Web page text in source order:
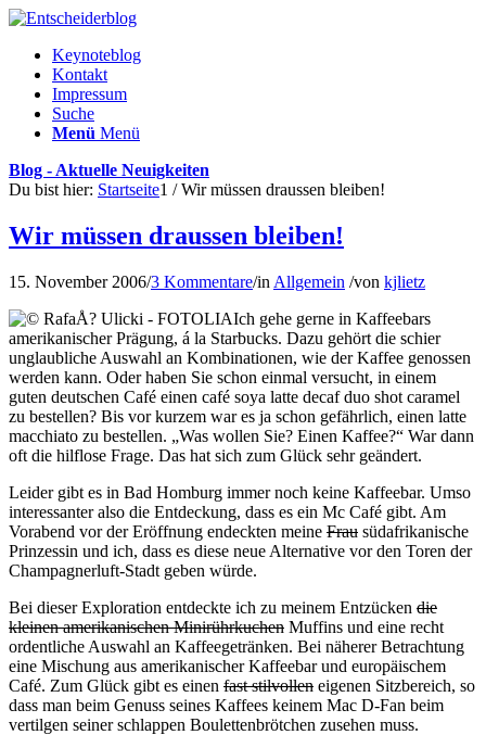
Keynoteblog
Kontakt
Impressum
Suche
Menü Menü
Blog - Aktuelle Neuigkeiten
Du bist hier: Startseite1 / Wir müssen draussen bleiben!
Wir müssen draussen bleiben!
15. November 2006/3 Kommentare/in Allgemein /von kjlietz
Ich gehe gerne in Kaffeebars
amerikanischer Prägung, á la Starbucks. Dazu gehört die schier
unglaubliche Auswahl an Kombinationen, wie der Kaffee genossen
werden kann. Oder haben Sie schon einmal versucht, in einem
guten deutschen Café einen café soya latte decaf duo shot caramel
zu bestellen? Bis vor kurzem war es ja schon gefährlich, einen latte
macchiato zu bestellen. „Was wollen Sie? Einen Kaffee?“ War dann
oft die hilflose Frage. Das hat sich zum Glück sehr geändert.
Leider gibt es in Bad Homburg immer noch keine Kaffeebar. Umso
interessanter also die Entdeckung, dass es ein Mc Café gibt. Am
Vorabend vor der Eröffnung endeckten meine Frau südafrikanische
Prinzessin und ich, dass es diese neue Alternative vor den Toren der
Champagnerluft-Stadt geben würde.
Bei dieser Exploration entdeckte ich zu meinem Entzücken die
kleinen amerikanischen Minirührkuchen Muffins und eine recht
ordentliche Auswahl an Kaffeegetränken. Bei näherer Betrachtung
eine Mischung aus amerikanischer Kaffeebar und europäischem
Café. Zum Glück gibt es einen fast stilvollen eigenen Sitzbereich, so
dass man beim Genuss seines Kaffees keinem Mac D-Fan beim
vertilgen seiner schlappen Boulettenbrötchen zusehen muss.